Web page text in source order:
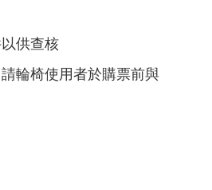
供查核
輪椅使用者於購票前與